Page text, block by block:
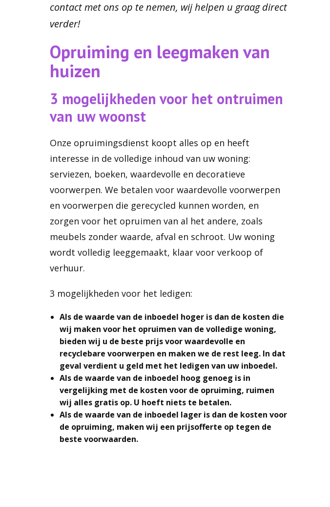
contact met ons op te nemen, wij helpen u graag direct
verder!
Opruiming en leegmaken van
huizen
3 mogelijkheden voor het ontruimen
van uw woonst
Onze opruimingsdienst koopt alles op en heeft
interesse in de volledige inhoud van uw woning:
serviezen, boeken, waardevolle en decoratieve
voorwerpen. We betalen voor waardevolle voorwerpen
en voorwerpen die gerecycled kunnen worden, en
zorgen voor het opruimen van al het andere, zoals
meubels zonder waarde, afval en schroot. Uw woning
wordt volledig leeggemaakt, klaar voor verkoop of
verhuur.
3 mogelijkheden voor het ledigen:
Als de waarde van de inboedel hoger is dan de kosten die
wij maken voor het opruimen van de volledige woning,
bieden wij u de beste prijs voor waardevolle en
recyclebare voorwerpen en maken we de rest leeg. In dat
geval verdient u geld met het ledigen van uw inboedel.
Als de waarde van de inboedel hoog genoeg is in
vergelijking met de kosten voor de opruiming, ruimen
wij alles gratis op. U hoeft niets te betalen.
Als de waarde van de inboedel lager is dan de kosten voor
de opruiming, maken wij een prijsofferte op tegen de
beste voorwaarden.